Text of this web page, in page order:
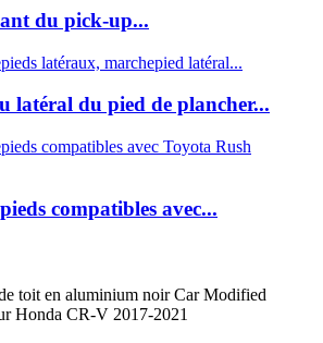
du pick-up...
latéral du pied de plancher...
compatibles avec...